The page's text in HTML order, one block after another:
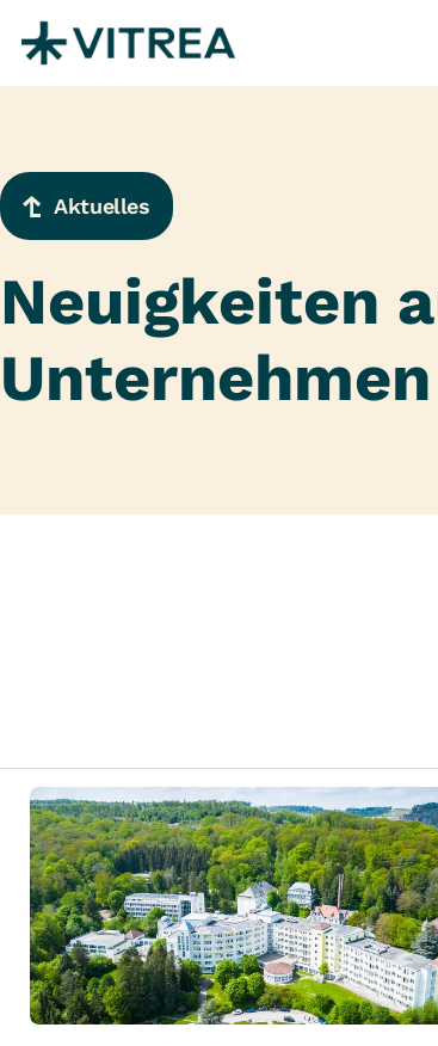
Aktuelles
Neuigkeiten
Unternehmen